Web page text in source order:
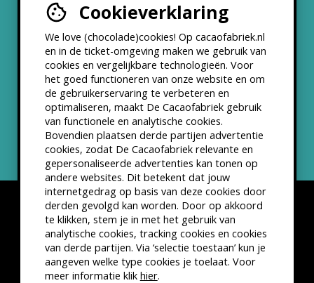
Cookieverklaring
We love (chocolade)cookies! Op cacaofabriek.nl
en in de ticket-omgeving maken we gebruik van
cookies en vergelijkbare technologieën. Voor
het goed functioneren van onze website en om
de gebruikerservaring te verbeteren en
optimaliseren, maakt De Cacaofabriek gebruik
van functionele en analytische cookies.
Bovendien plaatsen derde partijen advertentie
cookies, zodat De Cacaofabriek relevante en
gepersonaliseerde advertenties kan tonen op
andere websites. Dit betekent dat jouw
internetgedrag op basis van deze cookies door
derden gevolgd kan worden. Door op akkoord
te klikken, stem je in met het gebruik van
analytische cookies, tracking cookies en cookies
van derde partijen. Via ‘selectie toestaan’ kun je
aangeven welke type cookies je toelaat. Voor
meer informatie klik hier.
Werken bij
Partners & Samenwerkingen
ANBI status
Nieuwsbrief
Disclaimer Privacyverklaring
Kleine lettertjes
VSCD Bezoekersvoorwaarden